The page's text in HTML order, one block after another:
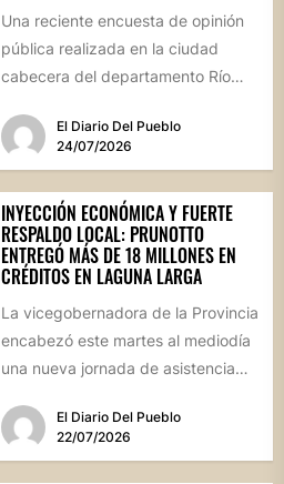
Una reciente encuesta de opinión
pública realizada en la ciudad
cabecera del departamento Río
mandatario...El Diario Del Pueblo
24/07/2026
INYECCIÓN ECONÓMICA Y FUERTE
RESPALDO LOCAL: PRUNOTTO
ENTREGÓ MÁS DE 18 MILLONES EN
CRÉDITOS EN LAGUNA LARGA
La vicegobernadora de la Provincia
encabezó este martes al mediodía
una nueva jornada de asistencia
El Diario Del Pueblo
22/07/2026